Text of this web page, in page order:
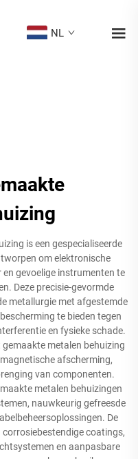
NL
is een gespecialiseerde
om elektronische
gevoelige instrumenten te
Deze precisie-gevormde
metallurgie met afgestemde
te bieden tegen
en fysieke schade.
metalen behuizing
afscherming,
van componenten.
metalen behuizingen
nauwkeurig gefreesde
De
coatings,
en aanpasbare